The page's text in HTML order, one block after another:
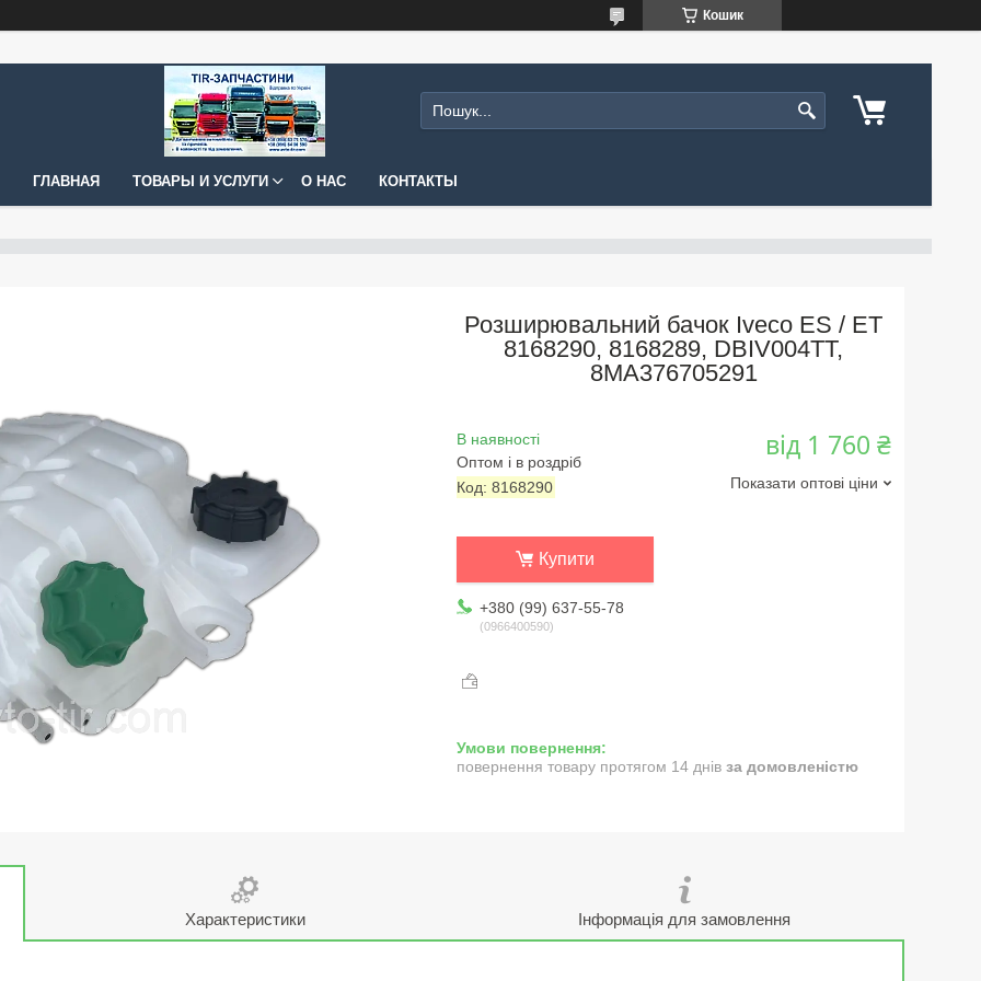
Кошик
ГЛАВНАЯ ТОВАРЫ И УСЛУГИ О НАС КОНТАКТЫ
Розширювальний бачок Iveco ES / ET
8168290, 8168289, DBIV004TT,
8MA376705291
В наявності
Оптом і в роздріб
Код: 8168290
від 1 760 ₴
Показати оптові ціни
Купити
+380 (99) 637-55-78
0966400590
повернення товару протягом 14 днів за домовленістю
Характеристики Інформація для замовлення